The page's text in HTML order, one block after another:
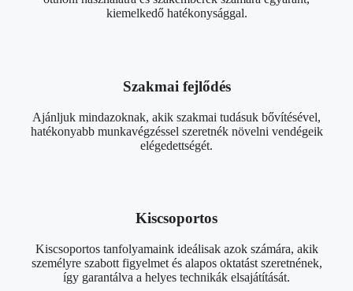
kiemelkedő hatékonysággal.
Szakmai fejlődés
Ajánljuk mindazoknak, akik szakmai tudásuk bővítésével,
hatékonyabb munkavégzéssel szeretnék növelni vendégeik
elégedettségét.
Kiscsoportos
Kiscsoportos tanfolyamaink ideálisak azok számára, akik
személyre szabott figyelmet és alapos oktatást szeretnének,
így garantálva a helyes technikák elsajátítását.